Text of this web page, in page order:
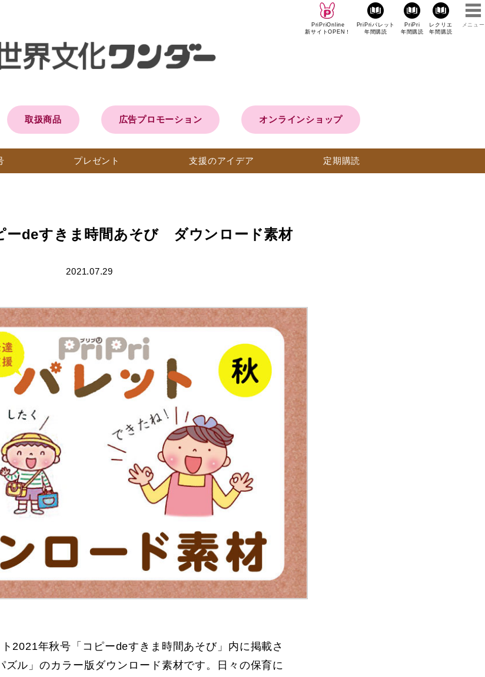
PriPriOnline
新サイトOPEN！
PriPriパレット
年間購読
PriPri
年間購読
レクリエ
年間購読
メニュー
取扱商品 広告プロモーション オンラインショップ
プレ ゼント 支援のアイデア 定期購読
deすきま時間あそび ダウンロード素材
2021.07.29
2021年秋号「コピーdeすきま時間あそび」内に掲載さ
ズル」のカラー版ダウンロード素材です。日々の保育に